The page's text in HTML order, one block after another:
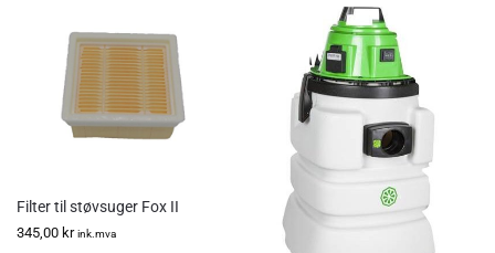
Filter til støvsuger Fox II
345,00 kr ink.mva